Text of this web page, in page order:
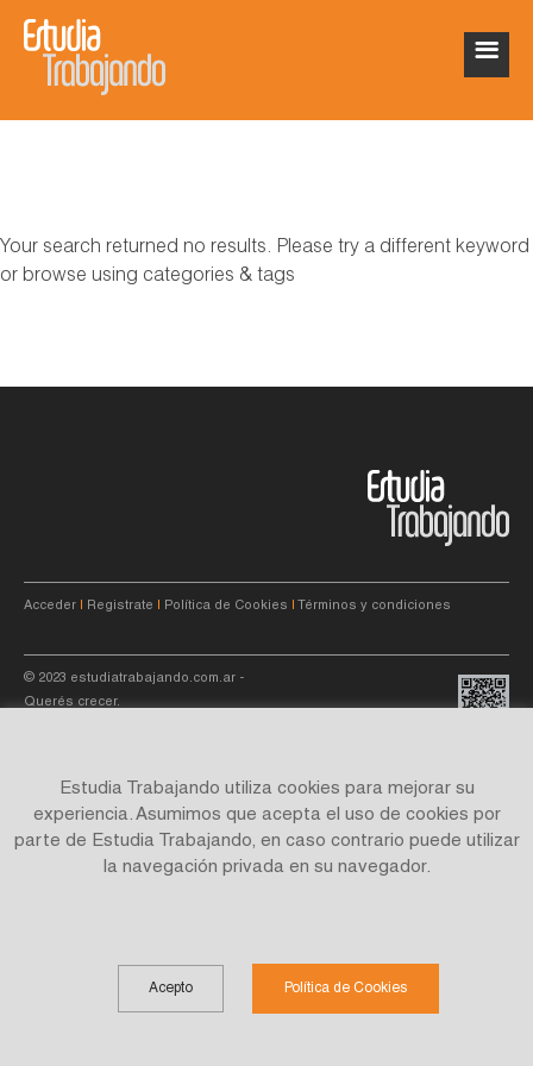
Your search returned no results. Please try a different keyword
or browse using categories & tags
Acceder Registrate Política de Cookies Términos y condiciones
© 2023 estudiatrabajando.com.ar -
Querés crecer.
Site by
Estudia Trabajando utiliza cookies para mejorar su
experiencia. Asumimos que acepta el uso de cookies por
parte de Estudia Trabajando, en caso contrario puede utilizar
la navegación privada en su navegador.
Acepto Política de Cookies